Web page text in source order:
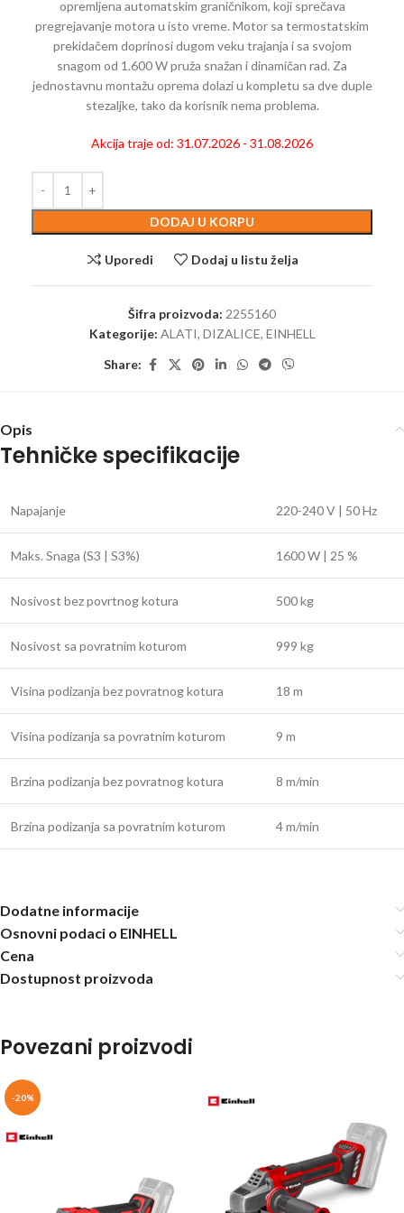
opremljena automatskim graničnikom, koji sprečava
pregrejavanje motora u isto vreme. Motor sa termostatskim
prekidačem doprinosi dugom veku trajanja i sa svojom
snagom od 1.600 W pruža snažan i dinamičan rad. Za
jednostavnu montažu oprema dolazi u kompletu sa dve duple
stezaljke, tako da korisnik nema problema.
Akcija traje od: 31.07.2026 - 31.08.2026
DODAJ U KORPU
Uporedi Dodaj u listu želja
Šifra proizvoda: 2255160
Kategorije: ALATI, DIZALICE, EINHELL
Share:
Opis
Tehničke specifikacije
Napajanje 220-240 V | 50 Hz
Maks. Snaga (S3 | S3%) 1600 W | 25 %
Nosivost bez povrtnog kotura 500 kg
Nosivost sa povratnim koturom 999 kg
Visina podizanja bez povratnog kotura 18 m
Visina podizanja sa povratnim koturom 9 m
Brzina podizanja bez povratnog kotura 8 m/min
Brzina podizanja sa povratnim koturom 4 m/min
Dodatne informacije
Osnovni podaci o EINHELL
Cena
Dostupnost proizvoda
Povezani proizvodi
-20%